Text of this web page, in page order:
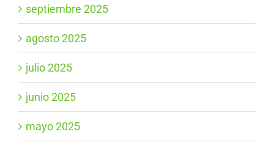
septiembre 2025
agosto 2025
julio 2025
junio 2025
mayo 2025